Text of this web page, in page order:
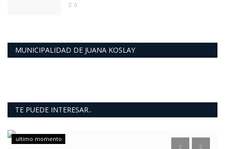
0
MUNICIPALIDAD DE JUANA KOSLAY
TE PUEDE INTERESAR..
ultimo momento